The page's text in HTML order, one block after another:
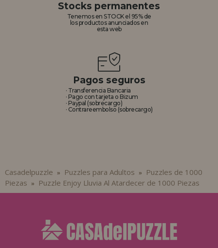
Stocks permanentes
Tenemos en STOCK el 95% de
los productos anunciados en
esta web
Pagos seguros
· Transferencia Bancaria
· Pago con tarjeta o Bizum
· Paypal (sobrecargo)
· Contrareembolso (sobrecargo)
Casadelpuzzle » Puzzles para Adultos »
Puzzles de 1000
Piezas » Puzzle Enjoy Lluvia Al Atardecer de 1000 Piezas